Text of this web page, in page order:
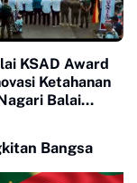
KSAD Award
Ketahanan
Balai
Bangsa